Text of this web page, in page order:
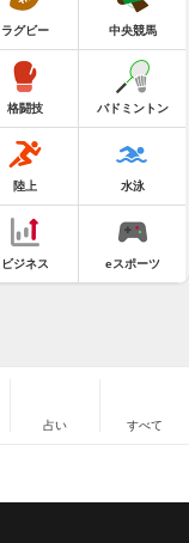
ラグビー 中央競馬
格闘技 バドミントン
陸上 水泳
ビジネス eスポーツ
占い すべて